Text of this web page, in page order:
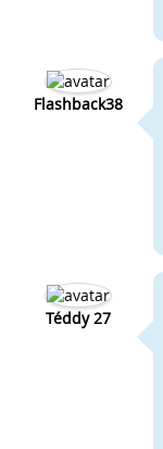
Flashback38
Téddy 27